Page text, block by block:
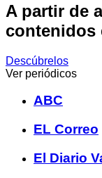
A partir de
contenidos
Descúbrelos
Ver periódicos
ABC
EL Correo
El Diario